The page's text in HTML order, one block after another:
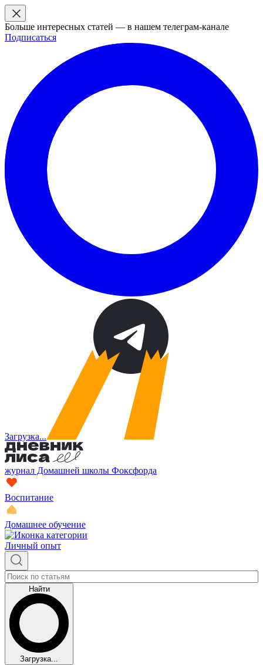
Больше интересных статей — в нашем телеграм-канале
Подписаться
Загрузка...
журнал Домашней школы Фоксфорда
Воспитание
Домашнее обучение
Личный опыт
Найти
Загрузка...